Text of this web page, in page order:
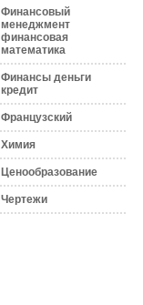
Финансовый
менеджмент
финансовая
математика
Финансы деньги
кредит
Французский
Химия
Ценообразование
Чертежи